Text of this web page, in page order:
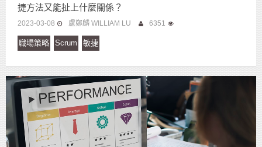
捷方法又能扯上什麼關係？
2023-03-08 盧鄭麟 WILLIAM LU 6351
職場策略 Scrum 敏捷